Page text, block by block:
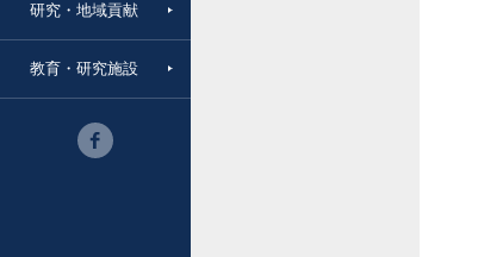
研究・地域貢献
教育・研究施設